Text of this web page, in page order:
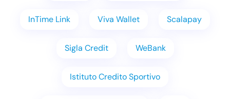
InTime Link Viva Wallet Scalapay
Sigla Credit WeBank
Istituto Credito Sportivo